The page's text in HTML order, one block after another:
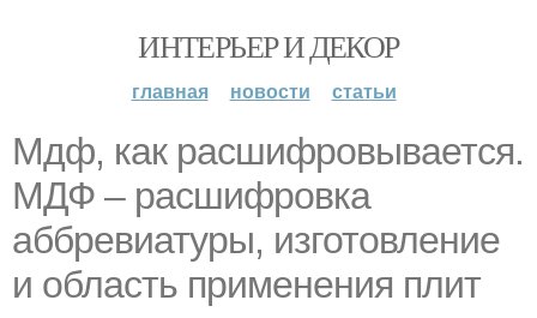
ИНТЕРЬЕР И ДЕКОР
главная новости статьи
Мдф, как расшифровывается.
МДФ – расшифровка
аббревиатуры, изготовление
и область применения плит